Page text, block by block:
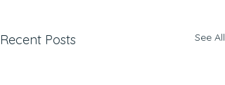
Recent Posts See All